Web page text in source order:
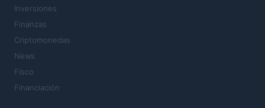
Inversiones
Finanzas
Criptomonedas
News
Fisco
Financiación